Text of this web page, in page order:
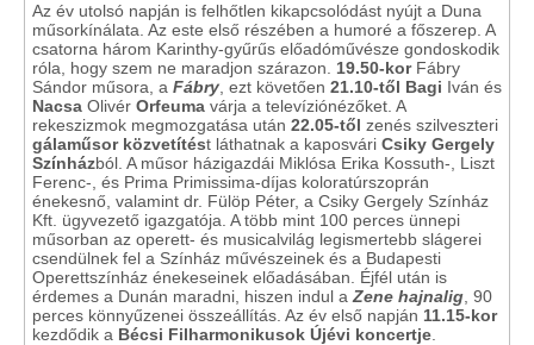
Az év utolsó napján is felhőtlen kikapcsolódást nyújt a Duna
műsorkínálata. Az este első részében a humoré a főszerep. A
csatorna három Karinthy-gyűrűs előadóművésze gondoskodik
róla, hogy szem ne maradjon szárazon. 19.50-korFábry
Sándor műsora, a Fábry , ezt követően 21.10-től Bagi Iván és
Nacsa Olivér Orfeuma várja a televíziónézőket. A
rekeszizmok megmozgatása után 22.05-től zenés szilveszteri
gálaműsor közvetítést láthatnak a kaposvári Csiky Gergely
Színházból. A műsor házigazdái Miklósa Erika Kossuth-, Liszt
Ferenc-, és Prima Primissima-díjas koloratúrszoprán
énekesnő, valamint dr. Fülöp Péter, a Csiky Gergely Színház
Kft. ügyvezető igazgatója. A több mint 100 perces ünnepi
műsorban az operett- és musicalvilág legismertebb slágerei
csendülnek fel a Színház művészeinek és a Budapesti
Operettszínház énekeseinek előadásában. Éjfél után is
érdemes a Dunán maradni, hiszen indul a Zene hajnalig , 90
perces könnyűzenei összeállítás. Az év első napján 11.15-kor
kezdődik a Bécsi Filharmonikusok Újévi koncertje